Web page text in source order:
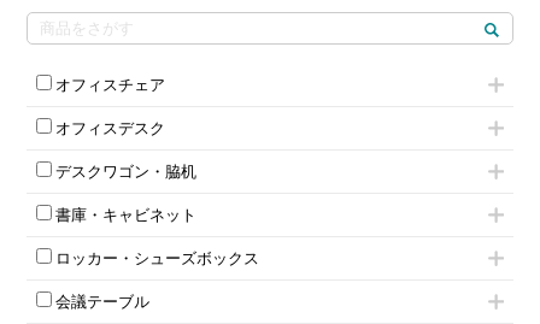
オフィスチェア
肘無しチェア
役員チェア
オフィスチェアその他
オフィスデスク
フリーアドレスデスク（ベンチデスク）
昇降デスク
両袖机
デスクワゴン・脇机
インワゴン2段
インワゴン3段
脇机
書庫・キャビネット
ハイキャビネット
ローキャビネット
両開きキャビネット
ロッカー・シューズボックス
1人用ロッカー
2人用ロッカー
会議テーブル